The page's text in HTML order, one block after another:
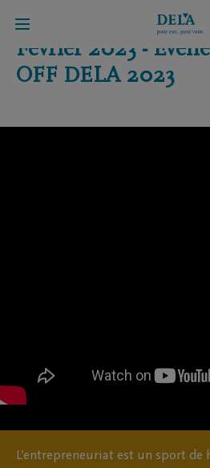
Février 2023 -
OFF DELA 2023
L’entrepreneuriat est un sport de